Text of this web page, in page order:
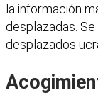
la información
desplazadas.
desplazados